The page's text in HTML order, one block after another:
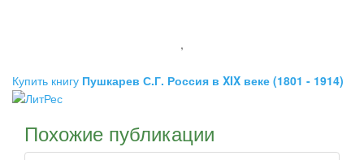
,
Купить книгу Пушкарев С.Г. Россия в XIX веке (1801 - 1914)
Похожие публикации